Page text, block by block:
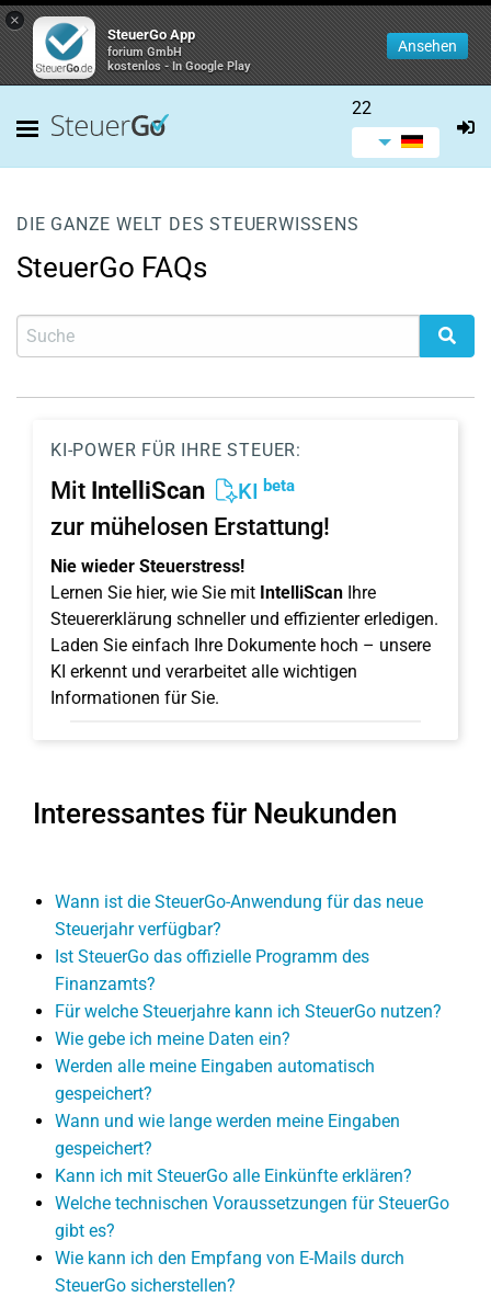
×
SteuerGo App
forium GmbH
kostenlos - In Google Play
Ansehen
22
DIE GANZE WELT DES STEUERWISSENS
SteuerGo FAQs
KI-POWER FÜR IHRE STEUER:
Mit IntelliScan KI beta
zur mühelosen Erstattung!
Nie wieder Steuerstress!
Lernen Sie hier, wie Sie mit IntelliScan Ihre
Steuererklärung schneller und effizienter erledigen.
Laden Sie einfach Ihre Dokumente hoch – unsere
KI erkennt und verarbeitet alle wichtigen
Informationen für Sie.
Interessantes für Neukunden
Wann ist die SteuerGo-Anwendung für das neue
Steuerjahr verfügbar?
Ist SteuerGo das offizielle Programm des
Finanzamts?
Für welche Steuerjahre kann ich SteuerGo nutzen?
Wie gebe ich meine Daten ein?
Werden alle meine Eingaben automatisch
gespeichert?
Wann und wie lange werden meine Eingaben
gespeichert?
Kann ich mit SteuerGo alle Einkünfte erklären?
Welche technischen Voraussetzungen für SteuerGo
gibt es?
Wie kann ich den Empfang von E-Mails durch
SteuerGo sicherstellen?